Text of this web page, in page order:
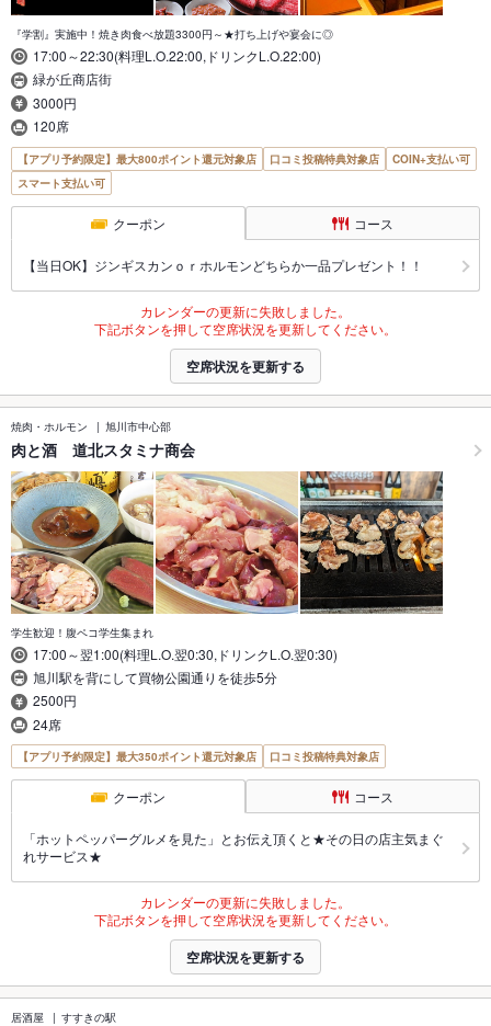
『学割』実施中！焼き肉食べ放題3300円～★打ち上げや宴会に◎
17:00～22:30(料理L.O.22:00,ドリンクL.O.22:00)
緑が丘商店街
3000円
120席
【アプリ予約限定】最大800ポイント還元対象店 口コミ投稿特典対象店
COIN+支払い可
スマート支払い可
クーポン コース
【当日OK】ジンギスカンｏｒホルモンどちらか一品プレゼント！！
カレンダーの更新に失敗しました。
下記ボタンを押して空席状況を更新してください。
空席状況を更新する
焼肉・ホルモン 旭川市中心部
肉と酒 道北スタミナ商会
学生歓迎！腹ペコ学生集まれ
17:00～翌1:00(料理L.O.翌0:30,ドリンクL.O.翌0:30)
旭川駅を背にして買物公園通りを徒歩5分
2500円
24席
【アプリ予約限定】最大350ポイント還元対象店 口コミ投稿特典対象店
クーポン コース
「ホットペッパーグルメを見た」とお伝え頂くと★その日の店主気まぐ
れサービス★
カレンダーの更新に失敗しました。
下記ボタンを押して空席状況を更新してください。
空席状況を更新する
居酒屋 すすきの駅